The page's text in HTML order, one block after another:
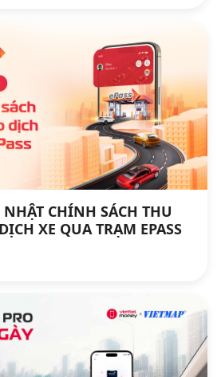
CHÍNH SÁCH THU
XE QUA TRẠM EPASS